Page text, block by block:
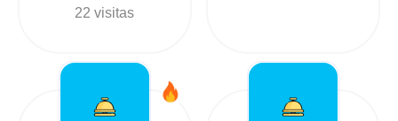
22 visitas